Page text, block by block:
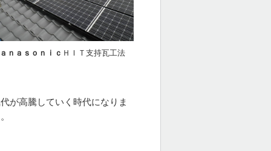
ｎａｓｏｎｉｃ ＨＩＴ支持瓦工法
が高騰していく時代になりま